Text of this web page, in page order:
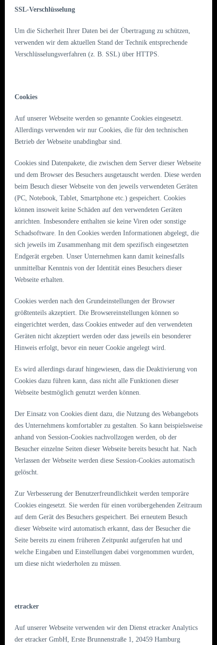
SSL-Verschlüsselung
Um die Sicherheit Ihrer Daten bei der Übertragung zu schützen,
verwenden wir dem aktuellen Stand der Technik entsprechende
Verschlüsselungsverfahren (z. B. SSL) über HTTPS.
Cookies
Auf unserer Webseite werden so genannte Cookies eingesetzt.
Allerdings verwenden wir nur Cookies, die für den technischen
Betrieb der Webseite unabdingbar sind.
Cookies sind Datenpakete, die zwischen dem Server dieser Webseite
und dem Browser des Besuchers ausgetauscht werden. Diese werden
beim Besuch dieser Webseite von den jeweils verwendeten Geräten
(PC, Notebook, Tablet, Smartphone etc.) gespeichert. Cookies
können insoweit keine Schäden auf den verwendeten Geräten
anrichten. Insbesondere enthalten sie keine Viren oder sonstige
Schadsoftware. In den Cookies werden Informationen abgelegt, die
sich jeweils im Zusammenhang mit dem spezifisch eingesetzten
Endgerät ergeben. Unser Unternehmen kann damit keinesfalls
unmittelbar Kenntnis von der Identität eines Besuchers dieser
Webseite erhalten.
Cookies werden nach den Grundeinstellungen der Browser
größtenteils akzeptiert. Die Browsereinstellungen können so
eingerichtet werden, dass Cookies entweder auf den verwendeten
Geräten nicht akzeptiert werden oder dass jeweils ein besonderer
Hinweis erfolgt, bevor ein neuer Cookie angelegt wird.
Es wird allerdings darauf hingewiesen, dass die Deaktivierung von
Cookies dazu führen kann, dass nicht alle Funktionen dieser
Webseite bestmöglich genutzt werden können.
Der Einsatz von Cookies dient dazu, die Nutzung des Webangebots
des Unternehmens komfortabler zu gestalten. So kann beispielsweise
anhand von Session-Cookies nachvollzogen werden, ob der
Besucher einzelne Seiten dieser Webseite bereits besucht hat. Nach
Verlassen der Webseite werden diese Session-Cookies automatisch
gelöscht.
Zur Verbesserung der Benutzerfreundlichkeit werden temporäre
Cookies eingesetzt. Sie werden für einen vorübergehenden Zeitraum
auf dem Gerät des Besuchers gespeichert. Bei erneutem Besuch
dieser Webseite wird automatisch erkannt, dass der Besucher die
Seite bereits zu einem früheren Zeitpunkt aufgerufen hat und
welche Eingaben und Einstellungen dabei vorgenommen wurden,
um diese nicht wiederholen zu müssen.
etracker
Auf unserer Webseite verwenden wir den Dienst etracker Analytics
der etracker GmbH, Erste Brunnenstraße 1, 20459 Hamburg